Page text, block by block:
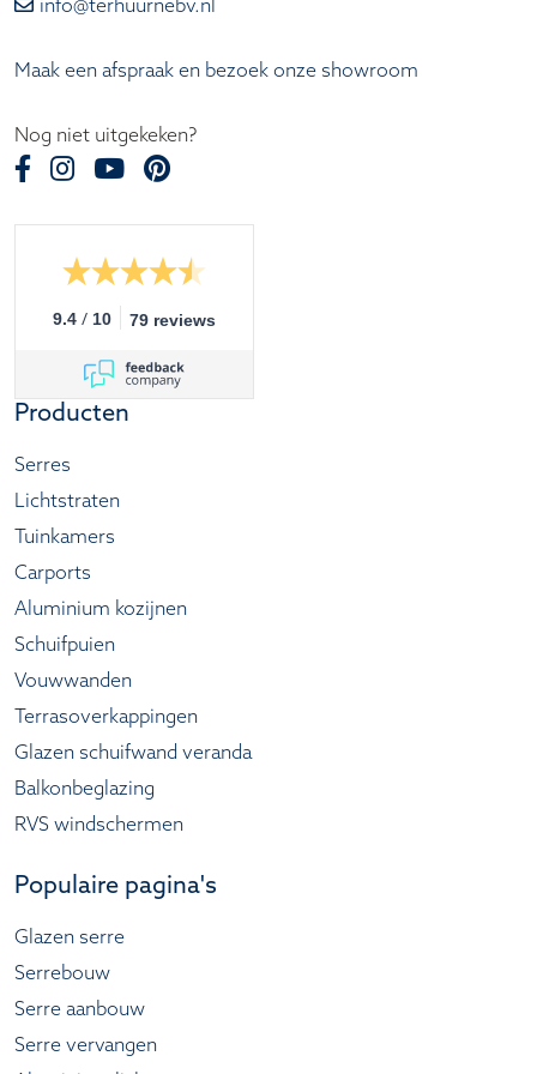
info@terhuurnebv.nl
Maak een afspraak en bezoek onze showroom
Nog niet uitgekeken?
9.4 / 10 79 reviews
Producten
Serres
Lichtstraten
Tuinkamers
Carports
Aluminium kozijnen
Schuifpuien
Vouwwanden
Terrasoverkappingen
Glazen schuifwand veranda
Balkonbeglazing
RVS windschermen
Populaire pagina's
Glazen serre
Serrebouw
Serre aanbouw
Serre vervangen